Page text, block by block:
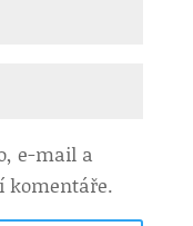
e-mail a
komentáře.